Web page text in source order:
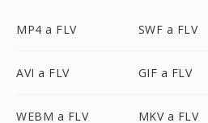
MP4 a FLV SWF a FLV
AVI a FLV GIF a FLV
WEBM a FLV MKV a FLV